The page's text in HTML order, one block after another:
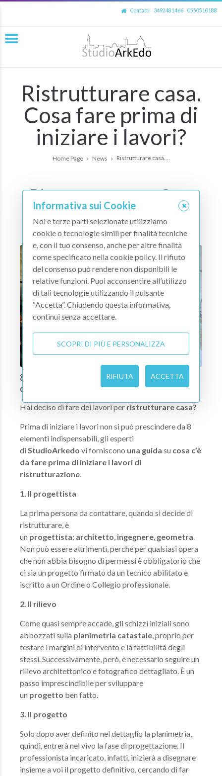
Contatti 3492481466 0550510188
Ristrutturare casa.
Cosa fare prima di
iniziare i lavori?
Home Page News Ristrutturare casa....
Ristrutturare casa. Cosa
fare prima di iniziare i
lavori?
8 cose da fare prima di ristrutturare
casa.
Hai deciso di fare dei lavori per ristrutturare casa?
Prima di iniziare i lavori non si può prescindere da 8
elementi indispensabili, gli esperti
di StudioArkedo vi forniscono una guida su cosa c’è
da fare prima di iniziare i lavori di
ristrutturazione.
1. Il progettista
La prima persona da contattare, quando si decide di
ristrutturare, è
un progettista: architetto, ingegnere, geometra.
Non può essere altrimenti, perché per qualsiasi opera
che non abbia bisogno di permessi è obbligatorio che
ci sia un progetto firmato da un tecnico abilitato e
iscritto a un Ordine o Collegio professionale.
2. Il rilievo
Come quasi sempre accade, gli schizzi iniziali sono
abbozzati sulla planimetria catastale, proprio per
testare i margini di intervento e la fattibilità degli
stessi. Successivamente, però, è necessario seguire un
rilievo architettonico e fotografico dettagliato. È un
passo imprescindibile per sviluppare
un progetto ben fatto.
3. Il progetto
Solo dopo aver definito nel dettaglio la planimetria,
quindi, entrerà nel vivo la fase di progettazione. Il
professionista incaricato, infatti, inizierà a disegnare
insieme a voi il progetto definitivo, cercando di far
Informativa sui Cookie
Noi e terze parti selezionate utilizziamo
cookie o tecnologie simili per finalità tecniche
e, con il tuo consenso, anche per altre finalità
come specificato nella cookie policy. Il rifiuto
del consenso può rendere non disponibili le
relative funzioni. Puoi acconsentire all’utilizzo
di tali tecnologie utilizzando il pulsante
“Accetta”. Chiudendo questa informativa,
continui senza accettare.
SCOPRI DI PIÙ E PERSONALIZZA
RIFIUTA ACCETTA